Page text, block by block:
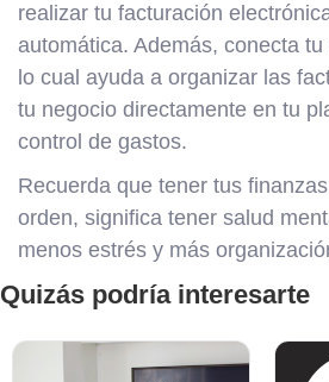
realizar tu facturación
automática. Además, conecta tu
lo cual ayuda a organizar las
tu negocio directamente en tu
control de gastos.
Recuerda que tener tus
orden, significa tener salud
menos estrés y más
Quizás podría interesarte